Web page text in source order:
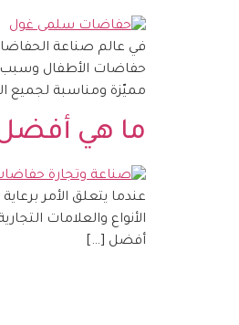
في عالم صناعة
حفاضات الأطفال وسبب
مميّزة ومناسبة لجميع
ما هي أفضل
عندما يتعلق الأمر
الأنواع والعلامات
أفضل […]